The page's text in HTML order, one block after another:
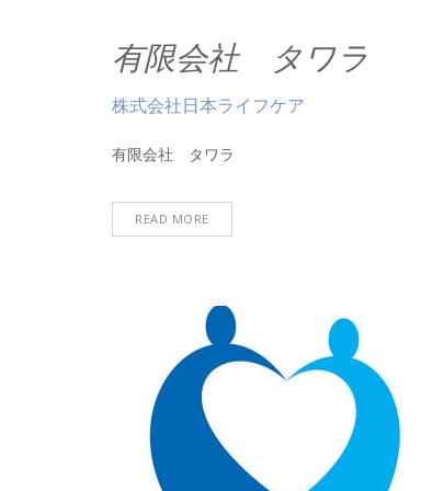
有限会社 タワラ
株式会社日本ライフケア
有限会社 タワラ
READ MORE